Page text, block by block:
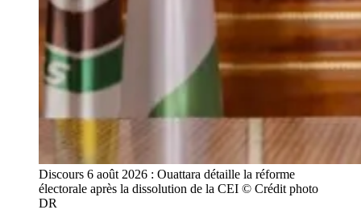
Discours 6 août 2026 : Ouattara détaille la réforme
électorale après la dissolution de la CEI © Crédit photo
DR